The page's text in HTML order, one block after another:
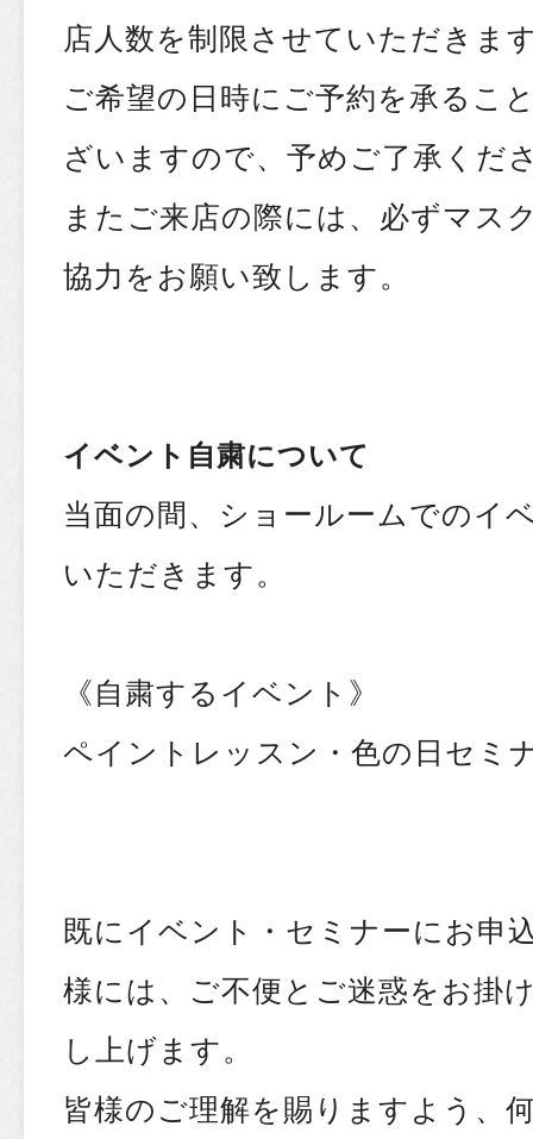
店人数を制限させていただきま
ご希望の日時にご予約を承るこ
ざいますので、予めご了承くだ
またご来店の際には、必ずマス
協力をお願い致します。
イベント自粛について
当面の間、ショールームでのイ
いただきます。
《自粛するイベント》
ペイントレッスン・色の日セミ
既にイベント・セミナーにお申
様には、ご不便とご迷惑をお掛
し上げます。
皆様のご理解を賜りますよう、